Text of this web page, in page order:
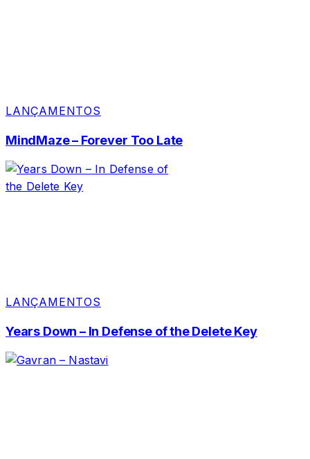
LANÇAMENTOS
MindMaze – Forever Too Late
LANÇAMENTOS
Years Down – In Defense of the Delete Key